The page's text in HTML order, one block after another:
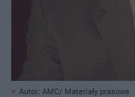
Autor: AMC/ Materiały prasowe